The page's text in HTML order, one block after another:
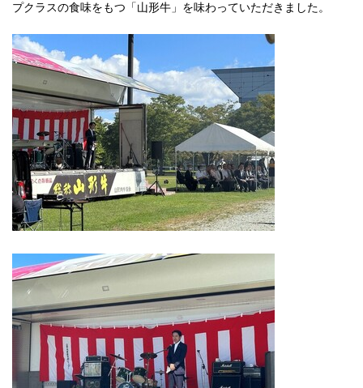
プクラスの食味をもつ「山形牛」を味わっていただきました。